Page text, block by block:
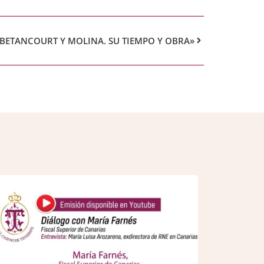
Y MOLINA. SU TIEMPO Y OBRA»